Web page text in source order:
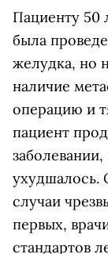
Пациенту 50
была
желудка, но
наличие
операцию и
пациент
ухудшалось.
случаи
первых,
стандартов